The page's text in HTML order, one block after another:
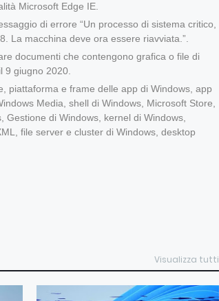
Microsoft Edge IE.
di errore “Un processo di sistema critico,
La macchina deve ora essere riavviata.”.
documenti che contengono grafica o file di
​​9 giugno 2020.
piattaforma e frame delle app di Windows, app
Media, shell di Windows, Microsoft Store,
di Windows, kernel di Windows,
file server e cluster di Windows, desktop
Visualizza tutti